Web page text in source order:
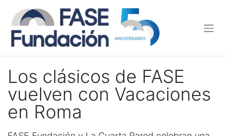
Los clásicos de FASE
vuelven con Vacaciones
en Roma